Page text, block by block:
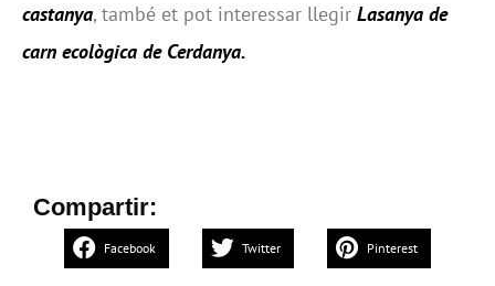
castanya, també et pot interessar llegir Lasanya de
carn ecològica de Cerdanya.
Compartir:
Facebook Twitter Pinterest